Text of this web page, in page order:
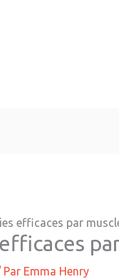
efficaces par
Par Emma Henry